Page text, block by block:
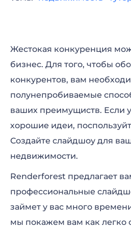
Жестокая конкуренция
бизнес. Для того, чтобы
конкурентов, вам
полунепробиваемые
ваших преимущиств. Если
хорошие идеи,
Создайте слайдшоу для
недвижимости.
Renderforest предлагает
профессиональные
займет у вас много
мы покажем вам как легко